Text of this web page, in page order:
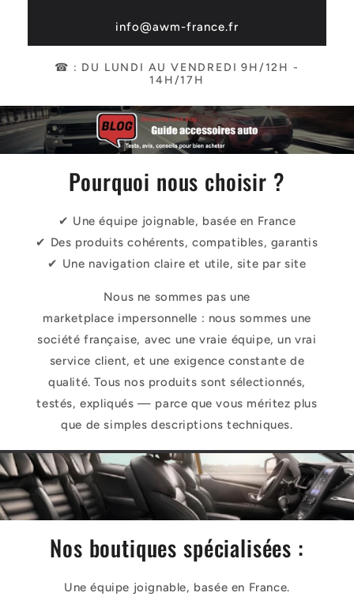
info@awm-france.fr
☎ : DU LUNDI AU VENDREDI 9H/12H -
14H/17H
Pourquoi nous choisir ?
✔ Une équipe joignable, basée en France
✔ Des produits cohérents, compatibles, garantis
✔ Une navigation claire et utile, site par site
Nous ne sommes pas une
marketplace impersonnelle : nous sommes une
société française, avec une vraie équipe, un vrai
service client, et une exigence constante de
qualité. Tous nos produits sont sélectionnés,
testés, expliqués — parce que vous méritez plus
que de simples descriptions techniques.
Nos boutiques spécialisées :
Une équipe joignable, basée en France.